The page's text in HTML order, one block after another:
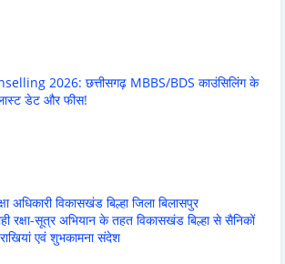
2026: छत्तीसगढ़ MBBS/BDS काउंसिलिंग के
डेट और फीस!
अधिकारी विकासखंड बिल्हा जिला बिलासपुर
रक्षा-सूत्र अभियान के तहत विकासखंड बिल्हा से सैनिकों
एवं शुभकामना संदेश